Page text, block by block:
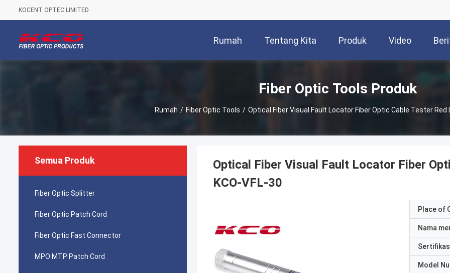
KOCENT OPTEC LIMITED
Rumah Tentang Kita Produk Video
Fiber Optic Tools Produk
Rumah / Fiber Optic Tools / Optical Fiber Visual Fault Locator Fiber Optic Cable Tester Red
Semua Produk
Fiber Optic Splitter
Fiber Optic Patch Cord
Fiber Optic Fast Connector
MPO MTP Patch Cord
Optical Fiber Visual Fault Locator Fiber
KCO-VFL-30
Place of
Nama
Model